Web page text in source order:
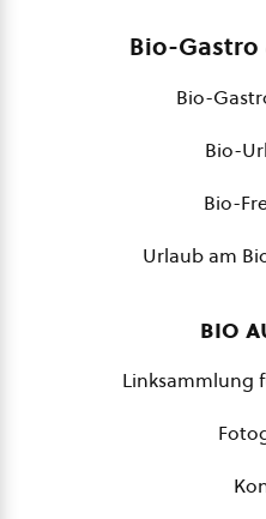
Bio-Gastro
Bio-
Bio-
Bio-
Urlaub am
bio
Linksammlung